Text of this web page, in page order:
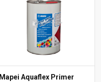
Mapei Aquaflex Primer